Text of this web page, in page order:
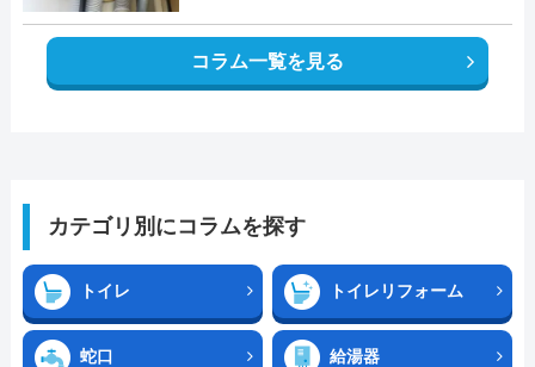
コラム一覧を見る
カテゴリ別にコラムを探す
トイレ トイレリフォーム
蛇口 給湯器